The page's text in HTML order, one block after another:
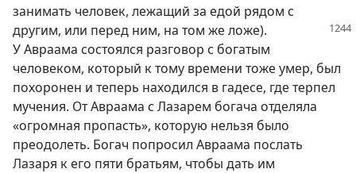
занимать человек, лежащий за едой рядом с
другим, или перед ним, на том же ложе).
У Авраама состоялся разговор с богатым
человеком, который к тому времени тоже умер, был
похоронен и теперь находился в гадесе, где терпел
мучения. От Авраама с Лазарем богача отделяла
«огромная пропасть», которую нельзя было
преодолеть. Богач попросил Авраама послать
Лазаря к его пяти братьям, чтобы дать им